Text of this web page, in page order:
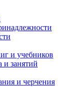
и учебников
и занятий
и черчения